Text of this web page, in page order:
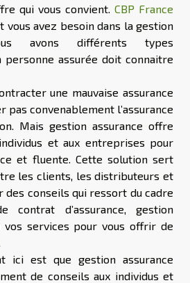
qui vous convient. CBP France
vous avez besoin dans la gestion
avons différents types
personne assurée doit connaitre
une mauvaise assurance
pas convenablement l’assurance
Mais gestion assurance offre
et aux entreprises pour
et fluente. Cette solution sert
les clients, les distributeurs et
des conseils qui ressort du cadre
d’assurance, gestion
vos services pour vous offrir de
ici est que gestion assurance
de conseils aux individus et